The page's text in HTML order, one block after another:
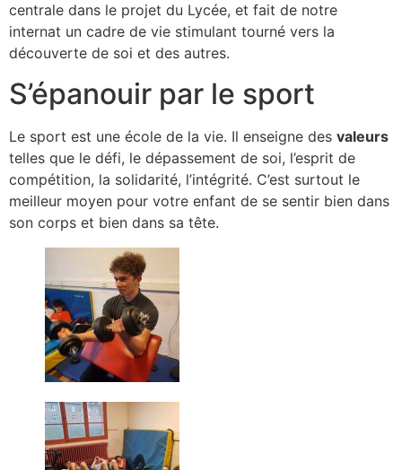
centrale dans le projet du Lycée, et fait de notre
internat un cadre de vie stimulant tourné vers la
découverte de soi et des autres.
S’épanouir par le sport
Le sport est une école de la vie. Il enseigne des valeurs
telles que le défi, le dépassement de soi, l’esprit de
compétition, la solidarité, l’intégrité. C’est surtout le
meilleur moyen pour votre enfant de se sentir bien dans
son corps et bien dans sa tête.